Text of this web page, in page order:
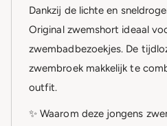
Dankzij de lichte en
Original zwemshort ideaal
zwembadbezoekjes. De
zwembroek makkelijk te
outfit.
✨ Waarom deze jongens